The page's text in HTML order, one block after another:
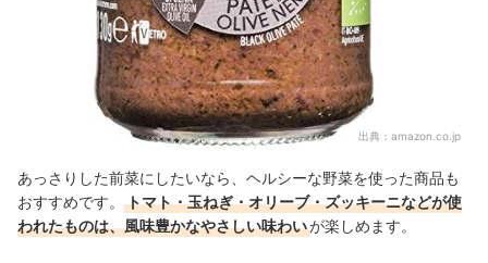
出典： amazon.co.jp
あっさりした前菜にしたいなら、ヘルシーな野菜を使った商品も
おすすめです。
トマト・玉ねぎ・オリーブ・ズッキーニなどが使
われたものは、風味豊かなやさしい味わいが楽しめます。